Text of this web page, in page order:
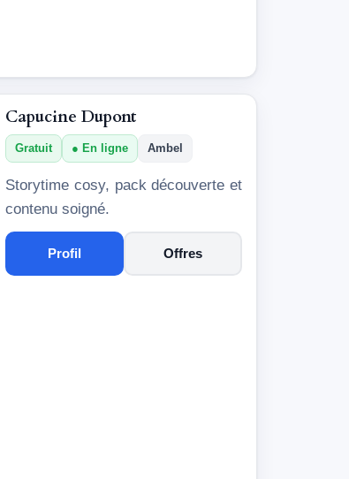
Capucine Dupont
Gratuit En ligne Ambel
Storytime cosy, pack découverte et
contenu soigné.
Profil Offres